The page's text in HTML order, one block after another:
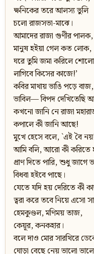
ক্ষনিকের তরে আলস্য ভুলি
চলো রাজসভা-মাঝে।
আমাদের রাজা গুণীর পালক,
মানুষ হইয়া গেল কত লোক,
ঘরে তুমি জমা করিলে
লাগিবে কিসের কাজে!’
কবির মাথায় ভাঙি পড়ে বাজ,
ভাবিল— বিপদ
কখনো জানি নে রাজা
কপালে কী জানি আছে!
মুখে হেসে বলে, `এই বৈ
আমি বলি, আরো কী করিতে
প্রাণ দিতে পারি, শুধু জাগে
বিধবা হইবে পাছে।
যেতে যদি হয় দেরিতে কী
ত্বরা করে তবে নিয়ে এসো
হেমকুণ্ডল, মণিময় তাজ,
কেয়ূর, কনকহার।
বলে দাও মোর সারথিরে
ঘোড়া বেছে নেয় ভালো